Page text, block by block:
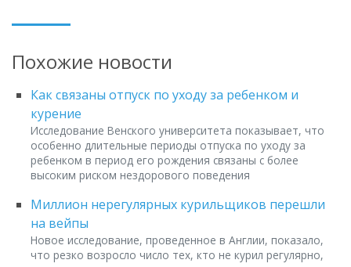
Похожие новости
Как связаны отпуск по уходу за ребенком и
курение
Исследование Венского университета показывает, что
особенно длительные периоды отпуска по уходу за
ребенком в период его рождения связаны с более
высоким риском нездорового поведения
Миллион нерегулярных курильщиков перешли
на вейпы
Новое исследование, проведенное в Англии, показало,
что резко возросло число тех, кто не курил регулярно,